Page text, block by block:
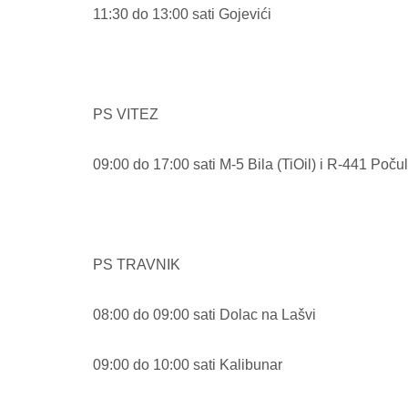
11:30 do 13:00 sati Gojevići
PS VITEZ
09:00 do 17:00 sati M-5 Bila (TiOil) i R-441
PS TRAVNIK
08:00 do 09:00 sati Dolac na Lašvi
09:00 do 10:00 sati Kalibunar